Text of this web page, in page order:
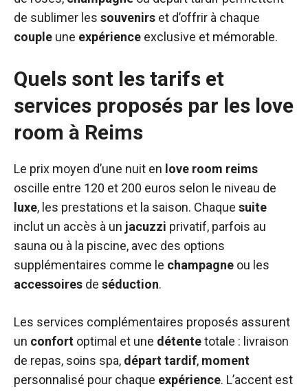
de sublimer les souvenirs et d’offrir à chaque
couple une expérience exclusive et mémorable.
Quels sont les tarifs et
services proposés par les love
room à Reims
Le prix moyen d’une nuit en love room reims
oscille entre 120 et 200 euros selon le niveau de
luxe, les prestations et la saison. Chaque suite
inclut un accès à un jacuzzi privatif, parfois au
sauna ou à la piscine, avec des options
supplémentaires comme le champagne ou les
accessoires de séduction.
Les services complémentaires proposés assurent
un confort optimal et une détentetotale : livraison
de repas, soins spa, départ tardif, moment
personnalisé pour chaque expérience. L’accent est